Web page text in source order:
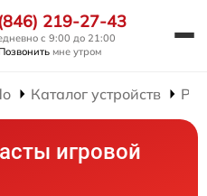
219-27-43
с 9:00 до 21:00
Позвонить мне утром
Каталог устройств
игровой